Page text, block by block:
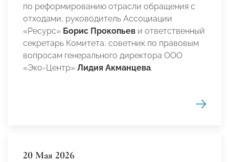
по реформированию отрасли обращения с
отходами, руководитель Ассоциации
«Ресурс» Борис Прокопьев и ответственный
секретарь Комитета, советник по правовым
вопросам генерального директора ООО
«Эко-Центр» Лидия Акманцева.
20 Мая 2026